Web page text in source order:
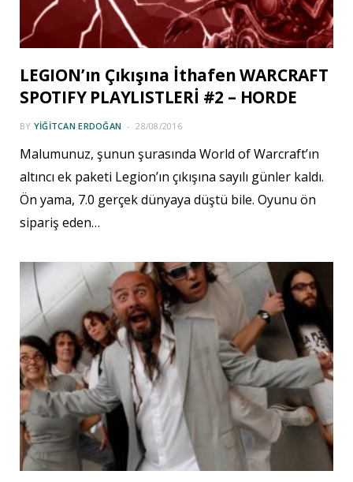
LEGION’ın Çıkışına İthafen WARCRAFT
SPOTIFY PLAYLISTLERİ #2 – HORDE
BY YIĞITCAN ERDOĞAN 28/08/2016
Malumunuz, şunun şurasında World of Warcraft’ın
altıncı ek paketi Legion’ın çıkışına sayılı günler kaldı.
Ön yama, 7.0 gerçek dünyaya düştü bile. Oyunu ön
sipariş eden…